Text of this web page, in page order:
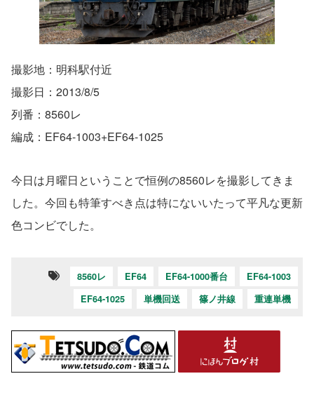
撮影地：明科駅付近
撮影日：2013/8/5
列番：8560レ
編成：EF64-1003+EF64-1025
今日は月曜日ということで恒例の8560レを撮影してきま
した。今回も特筆すべき点は特にないいたって平凡な更新
色コンビでした。
8560レ EF64 EF64-1000番台
EF64-1003
EF64-1025
単機回送 篠ノ井線 重連単機